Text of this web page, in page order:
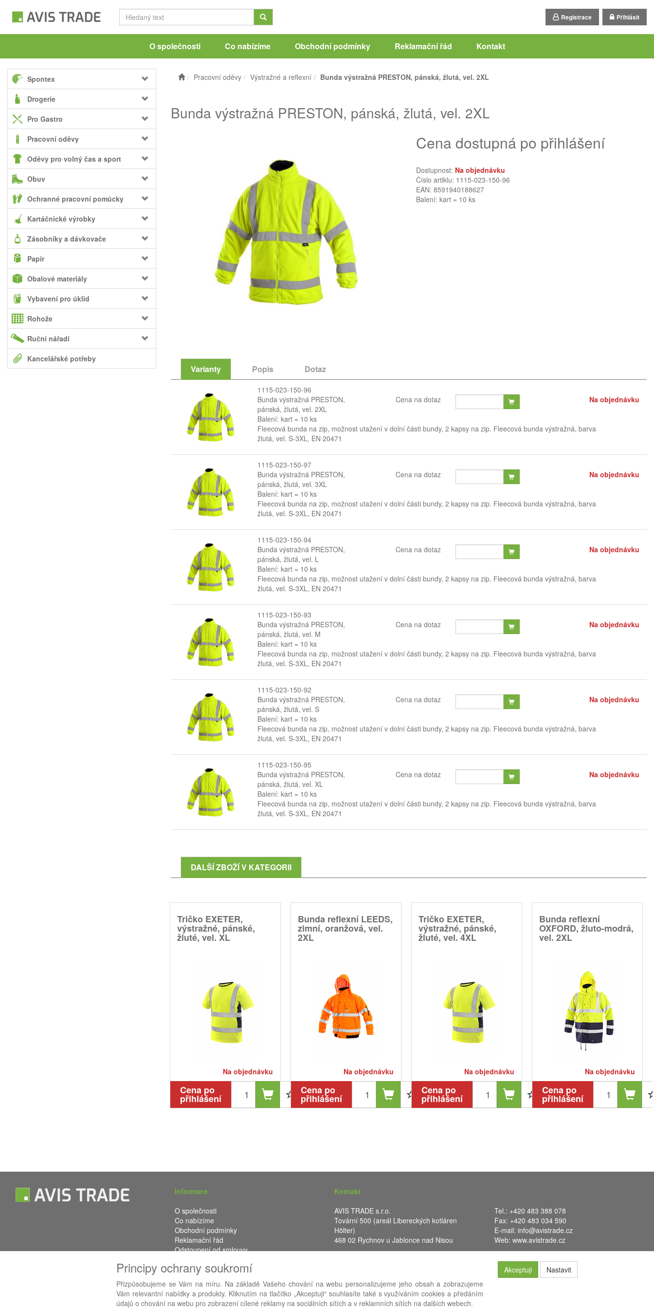
Registrace Přihlásit
O společnosti Co nabízíme Obchodní podmínky Reklamační řád Kontakt
Spontex
Drogerie
Pro Gastro
Pracovní oděvy
Oděvy pro volný čas a sport
Obuv
Ochranné pracovní pomůcky
Kartáčnické výrobky
Zásobníky a dávkovače
Papír
Obalové materiály
Vybavení pro úklid
Rohože
Ruční nářadí
Kancelářské potřeby
Pracovní oděvy Výstražné a reflexní Bunda výstražná PRESTON, pánská, žlutá, vel. 2XL
Bunda výstražná PRESTON, pánská, žlutá, vel. 2XL
Cena dostupná po přihlášení
Dostupnost: Na objednávku
Číslo artiklu: 1115-023-150-96
EAN: 8591940188627
Balení: kart = 10 ks
Varianty Popis Dotaz
1115-023-150-96
Bunda výstražná PRESTON,
pánská, žlutá, vel. 2XL
Balení: kart = 10 ks
Cena na dotaz Na objednávku
Fleecová bunda na zip, možnost utažení v dolní části bundy, 2 kapsy na zip. Fleecová bunda výstražná, barva
žlutá, vel. S-3XL, EN 20471
1115-023-150-97
Bunda výstražná PRESTON,
pánská, žlutá, vel. 3XL
Balení: kart = 10 ks
Cena na dotaz Na objednávku
Fleecová bunda na zip, možnost utažení v dolní části bundy, 2 kapsy na zip. Fleecová bunda výstražná, barva
žlutá, vel. S-3XL, EN 20471
1115-023-150-94
Bunda výstražná PRESTON,
pánská, žlutá, vel. L
Balení: kart = 10 ks
Cena na dotaz Na objednávku
Fleecová bunda na zip, možnost utažení v dolní části bundy, 2 kapsy na zip. Fleecová bunda výstražná, barva
žlutá, vel. S-3XL, EN 20471
1115-023-150-93
Bunda výstražná PRESTON,
pánská, žlutá, vel. M
Balení: kart = 10 ks
Cena na dotaz Na objednávku
Fleecová bunda na zip, možnost utažení v dolní části bundy, 2 kapsy na zip. Fleecová bunda výstražná, barva
žlutá, vel. S-3XL, EN 20471
1115-023-150-92
Bunda výstražná PRESTON,
pánská, žlutá, vel. S
Balení: kart = 10 ks
Cena na dotaz Na objednávku
Fleecová bunda na zip, možnost utažení v dolní části bundy, 2 kapsy na zip. Fleecová bunda výstražná, barva
žlutá, vel. S-3XL, EN 20471
1115-023-150-95
Bunda výstražná PRESTON,
pánská, žlutá, vel. XL
Balení: kart = 10 ks
Cena na dotaz Na objednávku
Fleecová bunda na zip, možnost utažení v dolní části bundy, 2 kapsy na zip. Fleecová bunda výstražná, barva
žlutá, vel. S-3XL, EN 20471
DALŠÍ ZBOŽÍ V KATEGORII
Tričko EXETER,
výstražné, pánské,
žluté, vel. XL
Na objednávku
Cena po
přihlášení
Bunda reflexní LEEDS,
zimní, oranžová, vel.
2XL
Na objednávku
Cena po
přihlášení
Tričko EXETER,
výstražné, pánské,
žluté, vel. 4XL
Na objednávku
Cena po
přihlášení
Bunda reflexní
OXFORD, žluto-modrá,
vel. 2XL
Na objednávku
Cena po
přihlášení
Informace
O společnosti
Co nabízíme
Obchodní podmínky
Reklamační řád
Odstoupení od smlouvy
Kontakt
AVIS TRADE s.r.o.
Tovární 500 (areál Libereckých kotláren
Hölter)
468 02 Rychnov u Jablonce nad Nisou
Tel.: +420 483 388 078
Fax: +420 483 034 590
E-mail: info@avistrade.cz
Web: www.avistrade.cz
Používáme ABRA eShop- nejlepší řešení e-commerce pro náš procesní informační systémFLORES
Principy ochrany soukromí
Přizpůsobujeme se Vám na míru. Na základě Vašeho chování na webu personalizujeme jeho obsah a zobrazujeme
Vám relevantní nabídky a produkty. Kliknutím na tlačítko „Akceptuji“ souhlasíte také s využíváním cookies a předáním
údajů o chování na webu pro zobrazení cílené reklamy na sociálních sítích a v reklamních sítích na dalších webech.
Akceptuji Nastavit